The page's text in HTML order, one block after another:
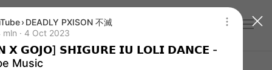
𝗫 𝗚𝗢𝗝𝗢] 𝗦𝗛𝗜𝗚𝗨𝗥𝗘 𝗜𝗨 𝗟𝗢𝗟𝗜 𝗗𝗔𝗡𝗖𝗘 -
› DEADLY PXISON 不滅
mln views
Publication date 4 Oct 2023
4 Oct 2023
𝗫 𝗚𝗢𝗝𝗢] 𝗦𝗛𝗜𝗚𝗨𝗥𝗘 𝗜𝗨 𝗟𝗢𝗟𝗜 𝗗𝗔𝗡𝗖𝗘 -
Music